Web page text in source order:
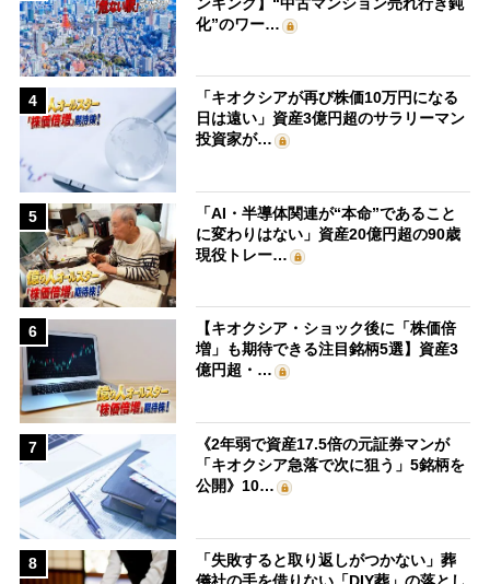
化”のワー…
4
「キオクシアが再び株価10万円になる
日は遠い」資産3億円超のサラリーマン
投資家が…
5
「AI・半導体関連が“本命”であること
に変わりはない」資産20億円超の90歳
現役トレー…
6
【キオクシア・ショック後に「株価倍
増」も期待できる注目銘柄5選】資産3
億円超・…
7
《2年弱で資産17.5倍の元証券マンが
「キオクシア急落で次に狙う」5銘柄を
公開》10…
8
「失敗すると取り返しがつかない」葬
儀社の手を借りない「DIY葬」の落とし